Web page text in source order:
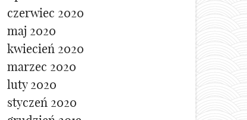
czerwiec 2020
maj 2020
kwiecień 2020
marzec 2020
luty 2020
styczeń 2020